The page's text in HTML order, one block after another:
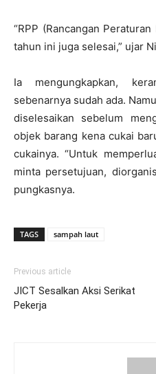
“RPP (Rancangan
tahun ini juga selesai,” ujar
Ia mengungkapkan,
sebenarnya sudah ada.
diselesaikan sebelum
objek barang kena cukai
cukainya. “Untuk
minta persetujuan,
pungkasnya.
TAGS sampah laut
Previous article
JICT Sesalkan Aksi Serikat
Pekerja